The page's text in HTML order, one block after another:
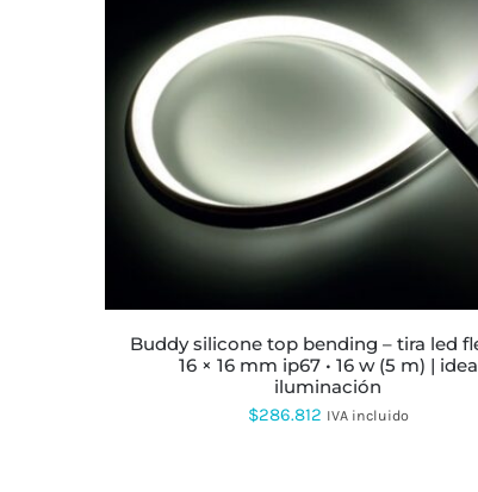
ESTE
PRODUCTO
TIENE
MÚLTIPLES
VARIANTES.
LAS
PUEDEN
ELEGIR
EN
LA
PÁGINA
DE
buddy silicone top bending – tira led flexible
16 × 16 mm ip67 • 16 w (5 m) | idea
iluminación
$286.812 IVA incluido